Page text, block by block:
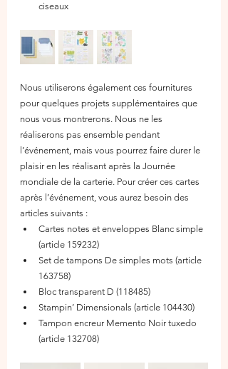
ciseaux
Nous utiliserons également ces fournitures
pour quelques projets supplémentaires que
nous vous montrerons. Nous ne les
réaliserons pas ensemble pendant
l’événement, mais vous pourrez faire durer le
plaisir en les réalisant après la Journée
mondiale de la carterie. Pour créer ces cartes
après l’événement, vous aurez besoin des
articles suivants :
Cartes notes et enveloppes Blanc simple
(article 159232)
Set de tampons De simples mots (article
163758)
Bloc transparent D (118485)
Stampin’ Dimensionals (article 104430)
Tampon encreur Memento Noir tuxedo
(article 132708)